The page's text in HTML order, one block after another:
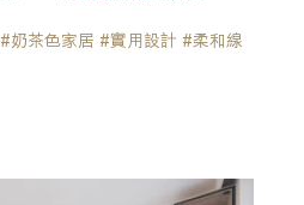
#奶茶色家居 #實用設計 #柔和線